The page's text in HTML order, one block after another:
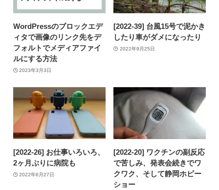
WordPressのブロックエデ
ィタで画像のリンク先をデ
フォルトでメディアファイ
ルにする方法
2023年3月3日
[2022-39] 台風15号で泥かき
したり車がダメになったり
2022年9月25日
[2022-26] お仕事いろいろ、
2ヶ月ぶりに病院も
2022年6月27日
[2022-20] ワクチンの副反応
で苦しみ、発表会続きでワ
クワク、そして静岡ホビー
ショー